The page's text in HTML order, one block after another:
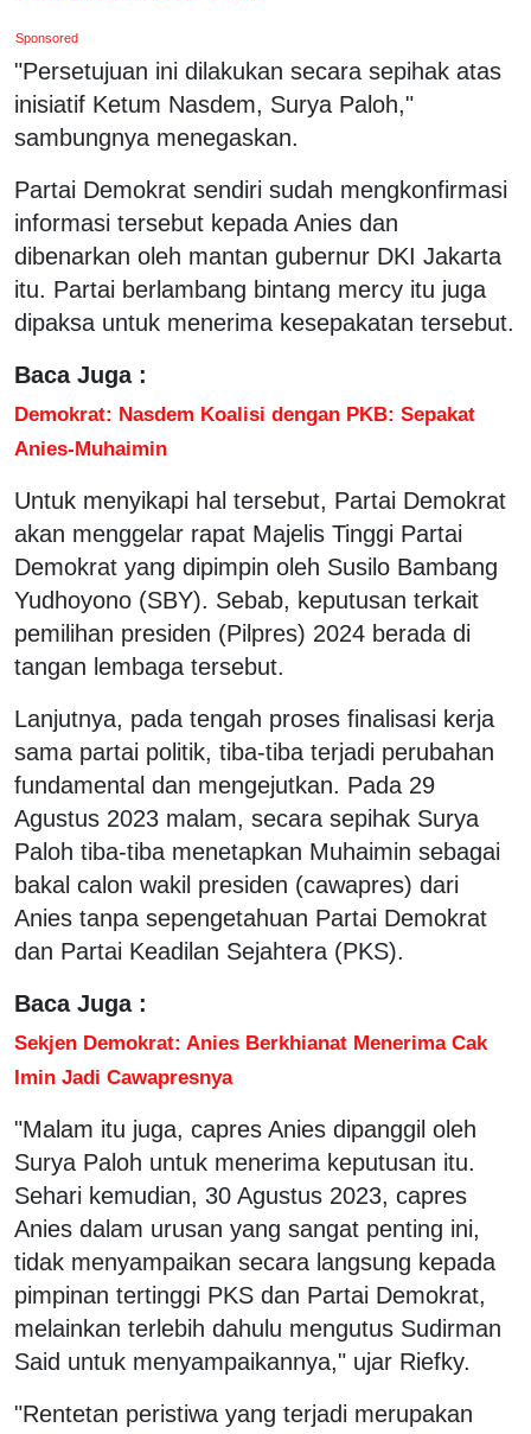
Sponsored
"Persetujuan ini dilakukan secara sepihak atas
inisiatif Ketum Nasdem, Surya Paloh,"
sambungnya menegaskan.
Partai Demokrat sendiri sudah mengkonfirmasi
informasi tersebut kepada Anies dan
dibenarkan oleh mantan gubernur DKI Jakarta
itu. Partai berlambang bintang mercy itu juga
dipaksa untuk menerima kesepakatan tersebut.
Baca Juga :
Demokrat: Nasdem Koalisi dengan PKB: Sepakat
Anies-Muhaimin
Untuk menyikapi hal tersebut, Partai Demokrat
akan menggelar rapat Majelis Tinggi Partai
Demokrat yang dipimpin oleh Susilo Bambang
Yudhoyono (SBY). Sebab, keputusan terkait
pemilihan presiden (Pilpres) 2024 berada di
tangan lembaga tersebut.
Lanjutnya, pada tengah proses finalisasi kerja
sama partai politik, tiba-tiba terjadi perubahan
fundamental dan mengejutkan. Pada 29
Agustus 2023 malam, secara sepihak Surya
Paloh tiba-tiba menetapkan Muhaimin sebagai
bakal calon wakil presiden (cawapres) dari
Anies tanpa sepengetahuan Partai Demokrat
dan Partai Keadilan Sejahtera (PKS).
Baca Juga :
Sekjen Demokrat: Anies Berkhianat Menerima Cak
Imin Jadi Cawapresnya
"Malam itu juga, capres Anies dipanggil oleh
Surya Paloh untuk menerima keputusan itu.
Sehari kemudian, 30 Agustus 2023, capres
Anies dalam urusan yang sangat penting ini,
tidak menyampaikan secara langsung kepada
pimpinan tertinggi PKS dan Partai Demokrat,
melainkan terlebih dahulu mengutus Sudirman
Said untuk menyampaikannya," ujar Riefky.
"Rentetan peristiwa yang terjadi merupakan